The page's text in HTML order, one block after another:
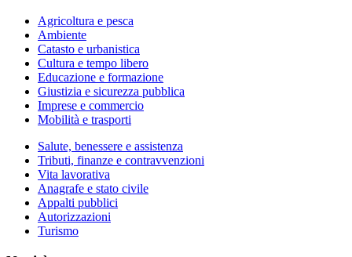
Agricoltura e pesca
Ambiente
Catasto e urbanistica
Cultura e tempo libero
Educazione e formazione
Giustizia e sicurezza pubblica
Imprese e commercio
Mobilità e trasporti
Salute, benessere e assistenza
Tributi, finanze e contravvenzioni
Vita lavorativa
Anagrafe e stato civile
Appalti pubblici
Autorizzazioni
Turismo